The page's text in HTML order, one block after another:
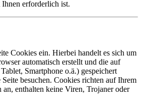
Ihnen erforderlich ist.
Cookies ein. Hierbei handelt es sich um
automatisch erstellt und die auf
Smartphone o.ä.) gespeichert
besuchen. Cookies richten auf Ihrem
an, enthalten keine Viren, Trojaner oder